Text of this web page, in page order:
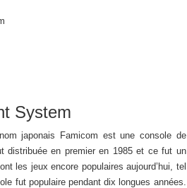
System
japonais Famicom est une console de
distribuée en premier en 1985 et ce fut un
les jeux encore populaires aujourd’hui, tel
fut populaire pendant dix longues années.